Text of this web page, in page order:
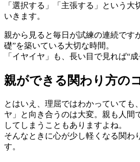
「選択する」「主張する」という大
いきます。
親から見ると毎日が試練の連続です
礎”を築いている大切な時間。
「イヤイヤ」も、長い目で見れば“成
親ができる関わり方の
とはいえ、理屈ではわかっていても
ヤ」と向き合うのは大変。親も人間
してしまうこともありますよね。
そんなときに心が少し軽くなる関わ
す。